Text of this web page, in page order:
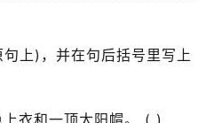
)，并在句后括号里写上
和一顶太阳帽。 ( )